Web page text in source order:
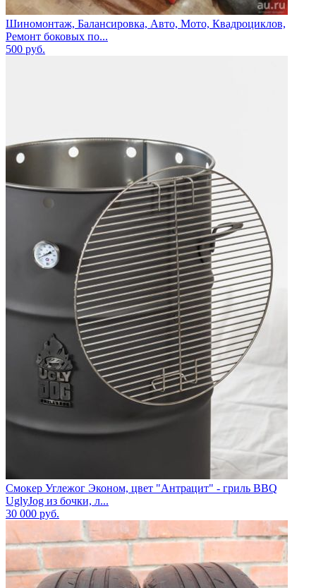
Шиномонтаж, Балансировка, Авто, Мото, Квадроциклов,
Ремонт боковых по...
500 руб.
Смокер Углежог Эконом, цвет "Антрацит" - гриль BBQ
UglyJog из бочки, л...
30 000 руб.